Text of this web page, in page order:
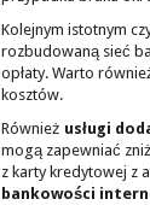
Kolejnym istotnym
rozbudowaną sieć
opłaty. Warto
kosztów.
Również usługi
mogą zapewniać
z karty kredytowej z
bankowości